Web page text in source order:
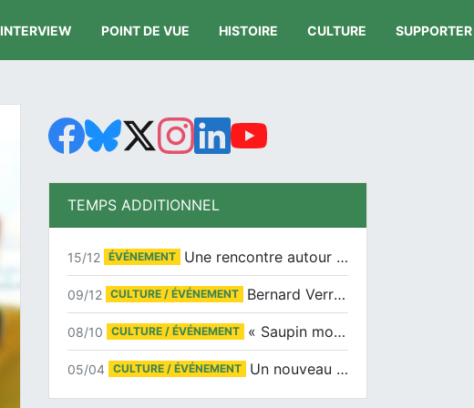
INTERVIEW POINT DE VUE HISTOIRE CULTURE SUPPORTER
TEMPS ADDITIONNEL
15/12 ÉVÉNEMENT Une rencontre autour de Jean-Claude Suaudeau
09/12 CULTURE / ÉVÉNEMENT Bernard Verret en dédicaces le samedi 13 décembre à l’Espace Culturel Atlantis
08/10 CULTURE / ÉVÉNEMENT « Saupin mon amour » au salon du livre de Trentemoult
05/04 CULTURE / ÉVÉNEMENT Un nouveau tirage pour le Docu-BD